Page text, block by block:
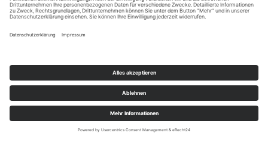
|Datenschutz|Widerruf | |